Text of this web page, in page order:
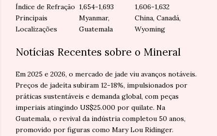
Índice de Refração 1,654-1,693
1,606-1,632
Principais
Localizações
Myanmar,
Guatemala
China, Canadá,
Wyoming
Notícias Recentes sobre o Mineral
Em 2025 e 2026, o mercado de jade viu avanços notáveis.
Preços de jadeíta subiram 12-18%, impulsionados por
práticas sustentáveis e demanda global, com peças
imperiais atingindo US$25.000 por quilate. Na
Guatemala, o revival da indústria completou 50 anos,
promovido por figuras como Mary Lou Ridinger.